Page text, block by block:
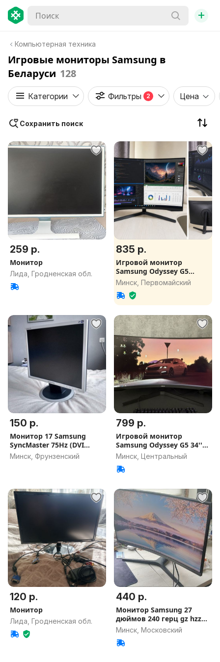
+
Компьютерная техника
Игровые мониторы Samsung в
Беларуси 128
Категории Фильтры 2 Цена
Сохранить поиск
259 р.
Монитор
Лида, Гродненская обл.
835 р.
Игровой монитор
Samsung Odyssey G5
LC32G55TQBIXCI
Минск, Первомайский
150 р.
Монитор 17 Samsung
SyncMaster 75Hz (DVI
HDMI VGA)
Минск, Фрунзенский
799 р.
Игровой монитор
Samsung Odyssey G5 34''
165Гц 4k
Минск, Центральный
120 р.
Монитор
Лида, Гродненская обл.
440 р.
Монитор Samsung 27
дюймов 240 герц gz hzz
IPS
Минск, Московский